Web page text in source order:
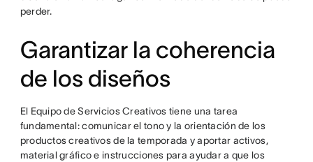
perder.
Garantizar la coherencia
de los diseños
El Equipo de Servicios Creativos tiene una tarea
fundamental: comunicar el tono y la orientación de los
productos creativos de la temporada y aportar activos,
material gráfico e instrucciones para ayudar a que los